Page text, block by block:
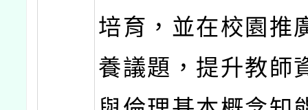
培育，並在校園推
養議題，提升教師